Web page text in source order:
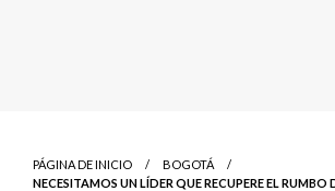
PÁGINA DE INICIO
BOGOTÁ
NECESITAMOS UN LÍDER QUE RECUPERE EL